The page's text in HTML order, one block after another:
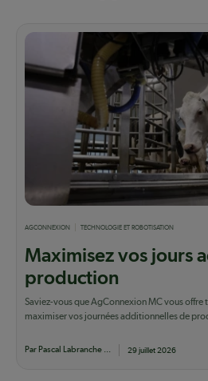
AGCONNEXION TECHNOLOGIE ET ROBOTISATION
Maximisez vos jours
production
Saviez-vous que AgConnexion MC vous
maximiser vos journées additionnelles de
Par Pascal Labranche ... 29 juillet 2026